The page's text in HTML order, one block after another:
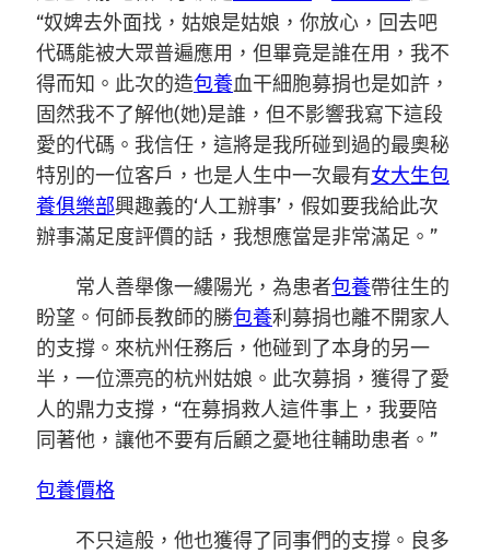
“奴婢去外面找，姑娘是姑娘，你放心，回去吧
代碼能被大眾普遍應用，但畢竟是誰在用，我不
得而知。此次的造包養血干細胞募捐也是如許，
固然我不了解他(她)是誰，但不影響我寫下這段
愛的代碼。我信任，這將是我所碰到過的最奧秘
特別的一位客戶，也是人生中一次最有女大生包
養俱樂部興趣義的‘人工辦事’，假如要我給此次
辦事滿足度評價的話，我想應當是非常滿足。”
常人善舉像一縷陽光，為患者包養帶往生的
盼望。何師長教師的勝包養利募捐也離不開家人
的支撐。來杭州任務后，他碰到了本身的另一
半，一位漂亮的杭州姑娘。此次募捐，獲得了愛
人的鼎力支撐，“在募捐救人這件事上，我要陪
同著他，讓他不要有后顧之憂地往輔助患者。”
包養價格
不只這般，他也獲得了同事們的支撐。良多